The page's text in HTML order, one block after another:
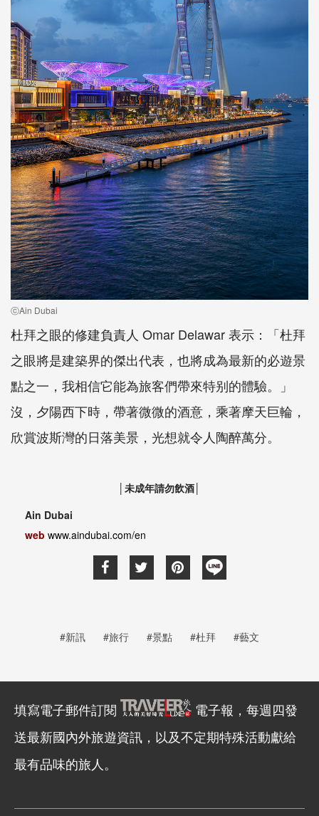
ⓒAin Dubai
杜拜之眼的修建負責人 Omar Delawar 表示：「杜拜
之眼將是建築界的傑出代表，也將成為最新的必遊景
點之一，我相信它能為旅客們帶來特别的體驗。」
沒，夕陽西下時，帶著微微的酒意，乘著摩天巨輪，
欣賞波斯灣的日落美景，光想就令人陶醉萬分。
│未成年請勿飲酒│
Ain Dubai
web www.aindubai.com/en
#新訊 #旅行 #景點 #杜拜 #藝文
填寫電子郵件訂閱
電子報，每週四發
送最新國內外旅遊資訊，以及不定期特殊活動獻給
最有品味的旅人。